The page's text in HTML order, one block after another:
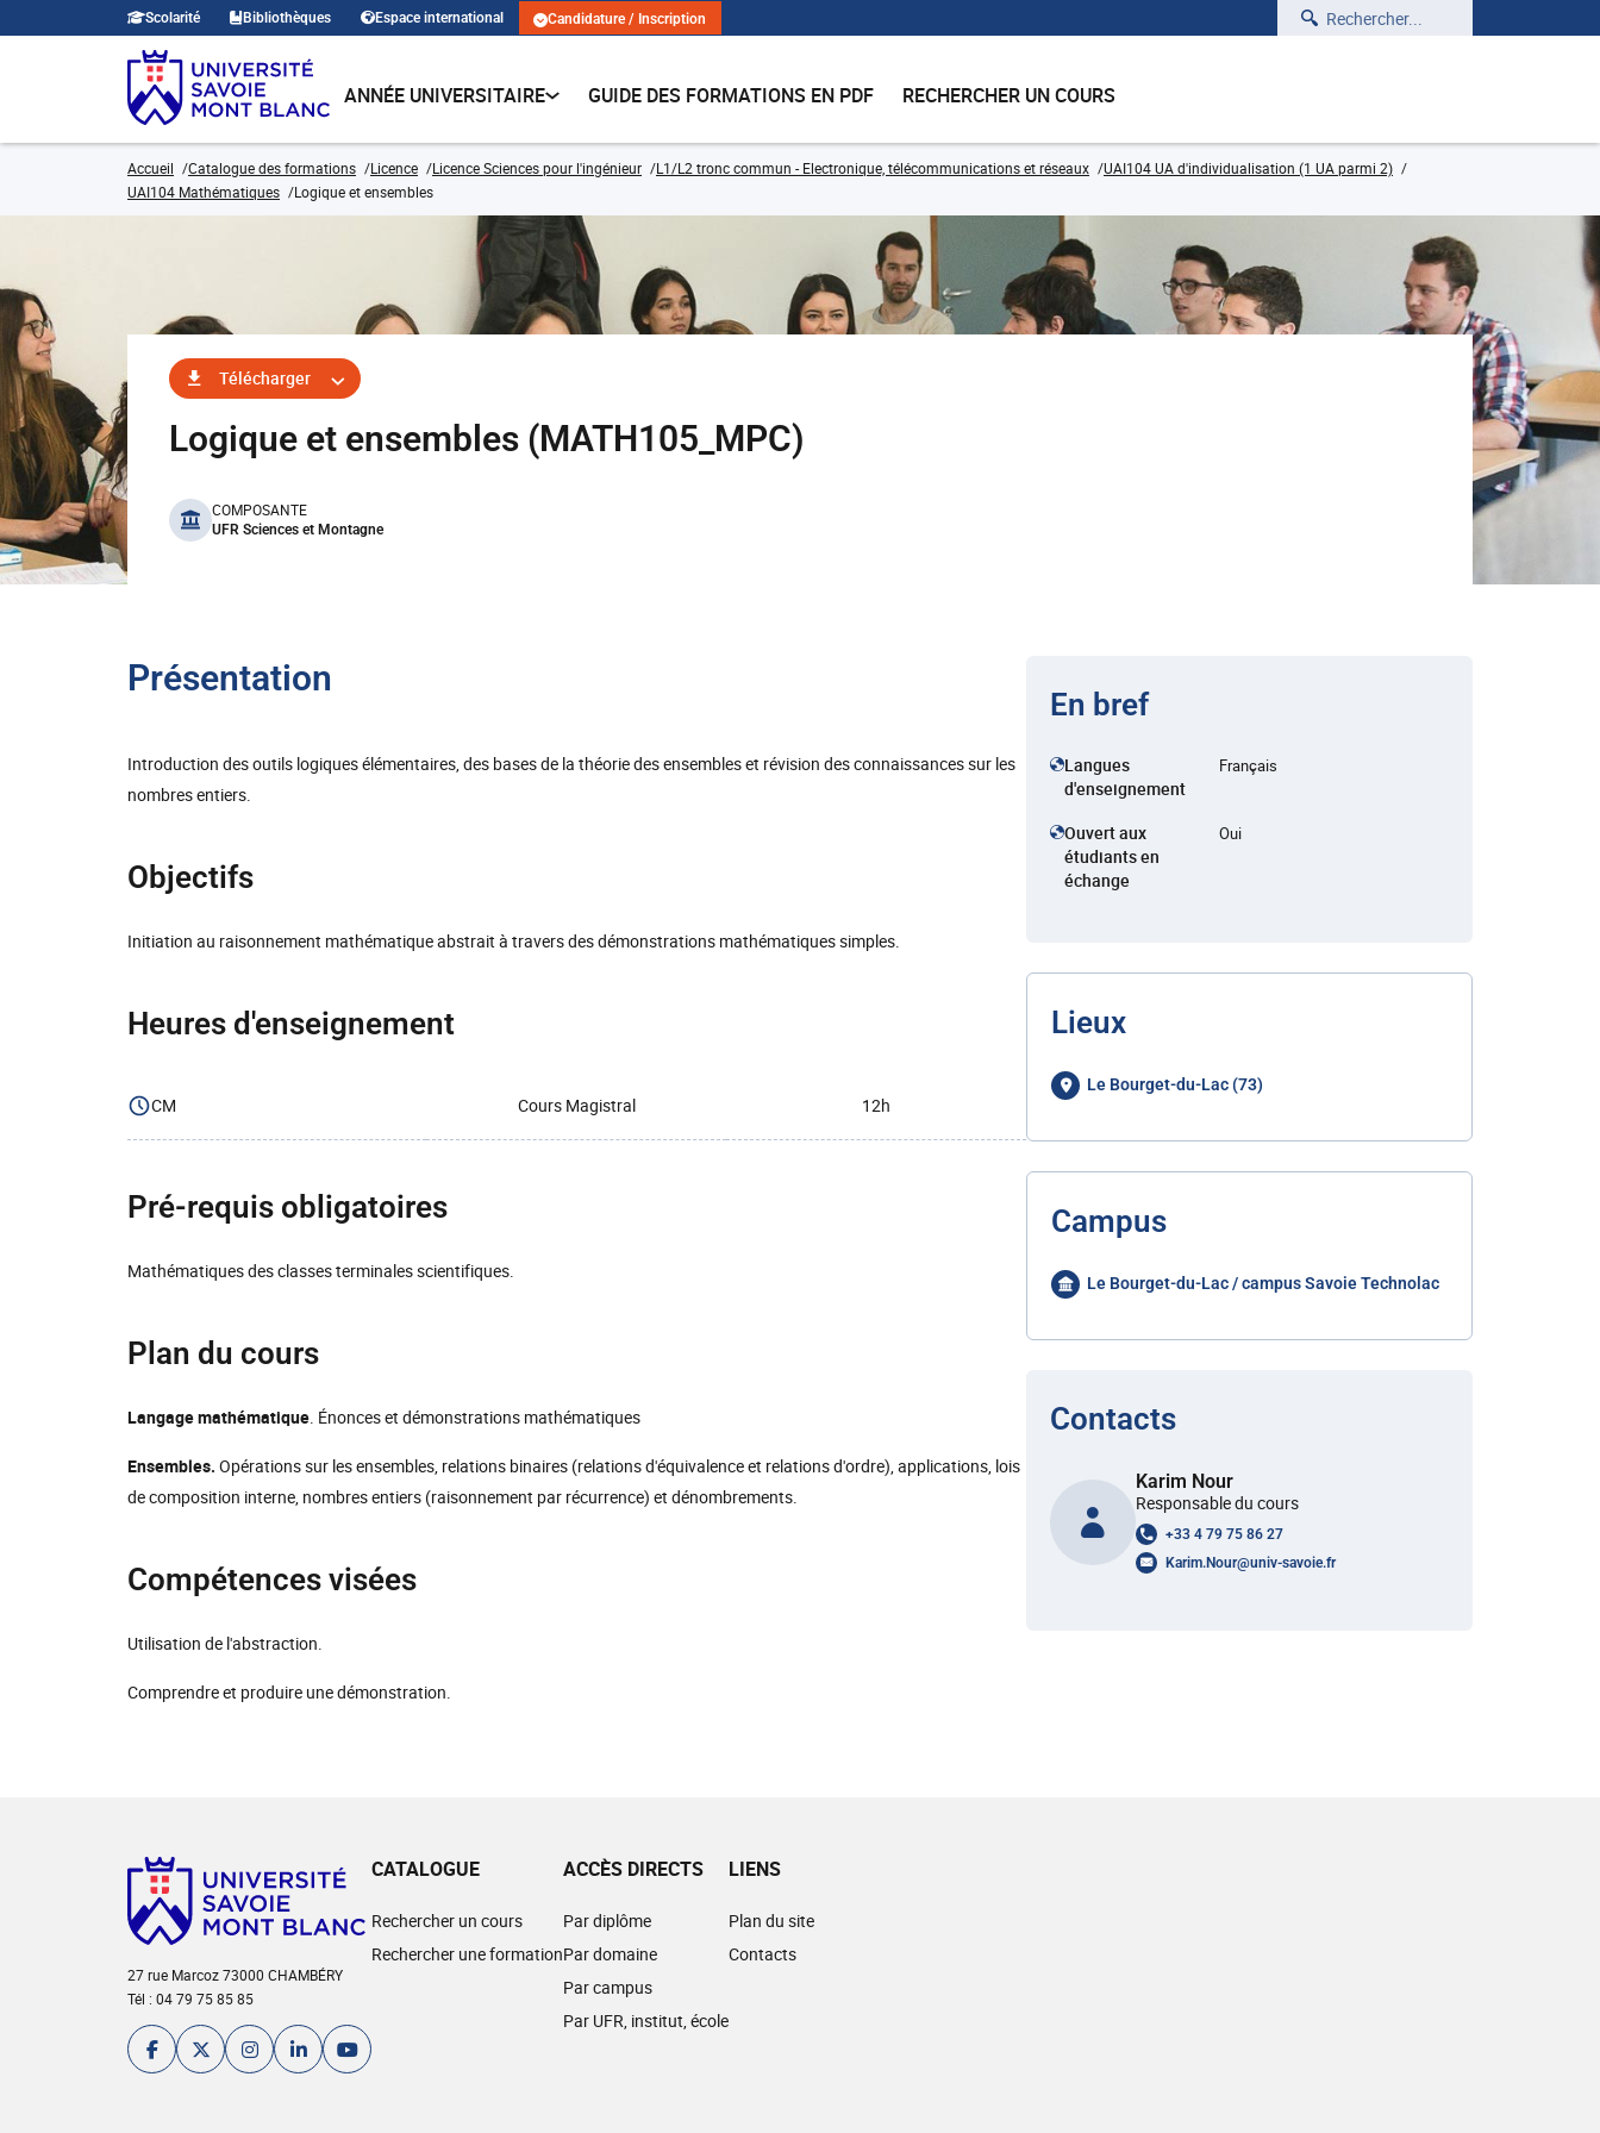
Scolarité Bibliothèques Espace international Candidature / Inscription Rechercher
ANNÉE UNIVERSITAIRE GUIDE DES FORMATIONS EN PDF RECHERCHER UN COURS
Accueil Catalogue des formations Licence Licence Sciences pour l'ingénieur L1/L2 tronc commun - Electronique, télécommunications et réseaux
UAI104 UA d'individualisation (1 UA parmi 2)
UAI104 Mathématiques
Logique et ensembles
Télécharger
Logique et ensembles (MATH105_MPC)
benefits
COMPOSANTE
UFR Sciences et Montagne
Présentation
Introduction des outils logiques élémentaires, des bases de la théorie des ensembles et révision des connaissances sur les
nombres entiers.
Objectifs
Initiation au raisonnement mathématique abstrait à travers des démonstrations mathématiques simples.
Heures d'enseignement
CM Cours Magistral 12h
Pré-requis obligatoires
Mathématiques des classes terminales scientifiques.
Plan du cours
Langage mathématique. Énonces et démonstrations mathématiques
Ensembles. Opérations sur les ensembles, relations binaires (relations d'équivalence et relations d'ordre), applications, lois
de composition interne, nombres entiers (raisonnement par récurrence) et dénombrements.
Compétences visées
Utilisation de l'abstraction.
Comprendre et produire une démonstration.
En bref
Langues
d'enseignement
Français
Ouvert aux
étudiants en
échange
Oui
Lieux
Le Bourget-du-Lac (73)
Campus
Le Bourget-du-Lac / campus Savoie Technolac
Contacts
Karim Nour
Responsable du cours
+33 4 79 75 86 27
Karim.Nour@univ-savoie.fr
27 rue Marcoz 73000 CHAMBÉRY
Tél : 04 79 75 85 85
CATALOGUE
Rechercher un cours
Rechercher une formation
ACCÈS DIRECTS
Par diplôme
Par domaine
Par campus
Par UFR, institut, école
LIENS
Plan du site
Contacts